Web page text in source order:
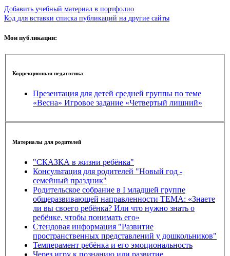
Добавить учебный материал в портфолио
Код для вставки списка публикаций на другие сайты
Мои публикации:
Коррекционная педагогика
Презентация для детей средней группы по теме
«Весна» Игровое задание «Четвертый лишний»
Материалы для родителей
"СКАЗКА в жизни ребёнка"
Консультация для родителей "Новый год -
семейный праздник"
Родительское собрание в I младшей группе
общеразвивающей направленности ТЕМА: «Знаете
ли вы своего ребёнка? Или что нужно знать о
ребёнке, чтобы понимать его»
Стендовая информация "Развитие
пространственных представлений у дошкольников"
Темперамент ребёнка и его эмоциональность
Через игру к познанию или развитие